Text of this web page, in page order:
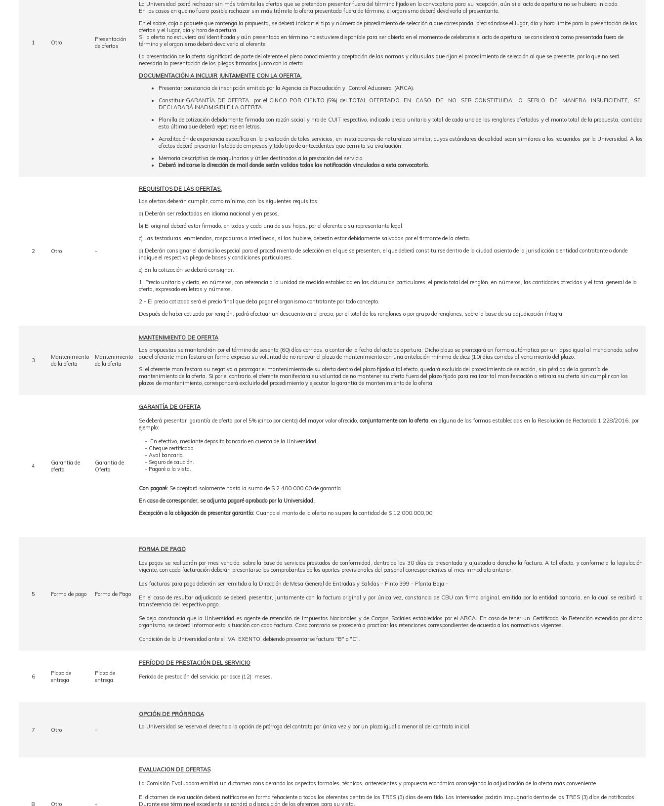
1 Otro
Presentación
de ofertas
La Universidad podrá rechazar sin más trámite las ofertas que se pretendan presentar fuera del término fijado en la convocatoria para su recepción, aún si el acto de apertura no se hubiera iniciado.
En los casos en que no fuera posible rechazar sin más trámite la oferta presentada fuera de término, el organismo deberá devolverla al presentante.
En el sobre, caja o paquete que contenga la propuesta, se deberá indicar: el tipo y número de procedimiento de selección a que corresponda, precisándose el lugar, día y hora límite para la presentación de las
ofertas y el lugar, día y hora de apertura.
Si la oferta no estuviera así identificada y aún presentada en término no estuviere disponible para ser abierta en el momento de celebrarse el acto de apertura, se considerará como presentada fuera de
término y el organismo deberá devolverla al oferente.
La presentación de la oferta significará de parte del oferente el pleno conocimiento y aceptación de las normas y cláusulas que rijan el procedimiento de selección al que se presente, por lo que no será
necesaria la presentación de los pliegos firmados junto con la oferta.
DOCUMENTACIÓN A INCLUIR JUNTAMENTE CON LA OFERTA.
Presentar constancia de inscripción emitido por la Agencia de Recaudación y Control Aduanero (ARCA).
Constituir GARANTÍA DE OFERTA por el CINCO POR CIENTO (5%) del TOTAL OFERTADO. EN CASO DE NO SER CONSTITUIDA, O SERLO DE MANERA INSUFICIENTE, SE
DECLARARÁ INADMISIBLE LA OFERTA.
Planilla de cotización debidamente firmada con razón social y nro de CUIT respectivo, indicado precio unitario y total de cada uno de los renglones ofertados y el monto total de la propuesta, cantidad
esta última que deberá repetirse en letras.
Acreditación de experiencia específica en la prestación de tales servicios, en instalaciones de naturaleza similar, cuyos estándares de calidad sean similares a los requeridos por la Universidad. A los
efectos deberá presentar listado de empresas y todo tipo de antecedentes que permita su evaluación.
Memoria descriptiva de maquinarias y útiles destinados a la prestación del servicio.
Deberá indicarse la dirección de mail donde serán validas todas las notificación vinculadas a esta convocatoría.
2 Otro -
REQUISITOS DE LAS OFERTAS.
Las ofertas deberán cumplir, como mínimo, con los siguientes requisitos:
a) Deberán ser redactadas en idioma nacional y en pesos.
b) El original deberá estar firmado, en todas y cada una de sus hojas, por el oferente o su representante legal.
c) Las testaduras, enmiendas, raspaduras o interlíneas, si las hubiere, deberán estar debidamente salvadas por el firmante de la oferta.
d) Deberán consignar el domicilio especial para el procedimiento de selección en el que se presenten, el que deberá constituirse dentro de la ciudad asiento de la jurisdicción o entidad contratante o donde
indique el respectivo pliego de bases y condiciones particulares.
e) En la cotización se deberá consignar:
1. Precio unitario y cierto, en números, con referencia a la unidad de medida establecida en las cláusulas particulares, el precio total del renglón, en números, las cantidades ofrecidas y el total general de la
oferta, expresado en letras y números.
2.- El precio cotizado será el precio final que deba pagar el organismo contratante por todo concepto.
Después de haber cotizado por renglón, podrá efectuar un descuento en el precio, por el total de los renglones o por grupo de renglones, sobre la base de su adjudicación íntegra.
3
Mantenimiento
de la oferta
Mantenimiento
de la oferta
MANTENIMIENTO DE OFERTA
Las propuestas se mantendrán por el término de sesenta (60) días corridos, a contar de la fecha del acto de apertura. Dicho plazo se prorrogará en forma autómatica por un lapso igual al mencionado, salvo
que el oferente manifestara en forma expresa su voluntad de no renovar el plazo de mantenimiento con una antelación mínima de diez (10) días corridos al vencimiento del plazo.
Si el oferente manifestara su negativa a prorrogar el mantenimiento de su oferta dentro del plazo fijado a tal efecto, quedará excluido del procedimiento de selección, sin pérdida de la garantía de
mantenimiento de la oferta. Si por el contrario, el oferente manifestara su voluntad de no mantener su oferta fuera del plazo fijado para realizar tal manifestación o retirara su oferta sin cumplir con los
plazos de mantenimiento, corresponderá excluirlo del procedimiento y ejecutar la garantía de mantenimiento de la oferta.
4
Garantía de
oferta
Garantia de
Oferta
GARANTÍA DE OFERTA
Se deberá presentar garantía de oferta por el 5% (cinco por ciento) del mayor valor ofrecido, conjuntamente con la oferta, en alguna de las formas establecidas en la Resolución de Rectorado 1.228/2016, por
ejemplo:
- En efectivo, mediante deposito bancario en cuenta de la Universidad..
- Cheque certificado.
- Aval bancario.
- Seguro de caución.
- Pagaré a la vista.
Con pagaré:Se aceptará solamente hasta la suma de $ 2.400.000,00 de garantía.
En caso de corresponder, se adjunta pagaré aprobado por la Universidad.
Excepción a la obligación de presentar garantía:Cuando el monto de la oferta no supere la cantidad de $ 12.000.000,00
5 Forma de pago Forma de Pago
FORMA DE PAGO
Los pagos se realizarán por mes vencido, sobre la base de servicios prestados de conformidad, dentro de los 30 días de presentada y ajustada a derecho la factura. A tal efecto, y conforme a la legislación
vigente, con cada facturación deberán presentarse los comprobantes de los aportes previsionales del personal correspondientes al mes inmediato anterior.
Las facturas para pago deberán ser remitida a la Dirección de Mesa General de Entradas y Salidas - Pinto 399 - Planta Baja.-
En el caso de resultar adjudicado se deberá presentar, juntamente con la factura original y por única vez, constancia de CBU con firma original, emitida por la entidad bancaria, en la cual se recibirá la
transferencia del respectivo pago.
Se deja constancia que la Universidad es agente de retención de Impuestos Nacionales y de Cargas Sociales establecidos por el ARCA. En caso de tener un Certificado No Retención extendido por dicho
organismo, se deberá informar esta situación con cada factura. Caso contrario se procederá a practicar las retenciones correspondientes de acuerdo a las normativas vigentes.
Condición de la Universidad ante el IVA: EXENTO, debiendo presentarse factura "B" o "C".
6
Plazo de
entrega
Plazo de
entrega.
PERÍODO DE PRESTACIÓN DEL SERVICIO
Período de prestación del servicio: por doce (12) meses.
7 Otro -
OPCIÓN DE PRÓRROGA
La Universidad se reserva el derecho a la opción de prórroga del contrato por única vez y por un plazo igual o menor al del contrato inicial.
8 Otro -
EVALUACION DE OFERTAS
La Comisión Evaluadora emitirá un dictamen considerando los aspectos formales, técnicos, antecedentes y propuesta económica aconsejando la adjudicación de la oferta más conveniente.
El dictamen de evaluación deberá notificarse en forma fehaciente a todos los oferentes dentro de los TRES (3) días de emitido. Los interesados podrán impugnarlo dentro de los TRES (3) días de notificados.
Durante ese término el expediente se pondrá a disposición de los oferentes para su vista.